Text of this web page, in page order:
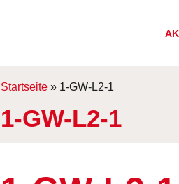
Startseite » 1-GW-L2-1
1-GW-L2-1